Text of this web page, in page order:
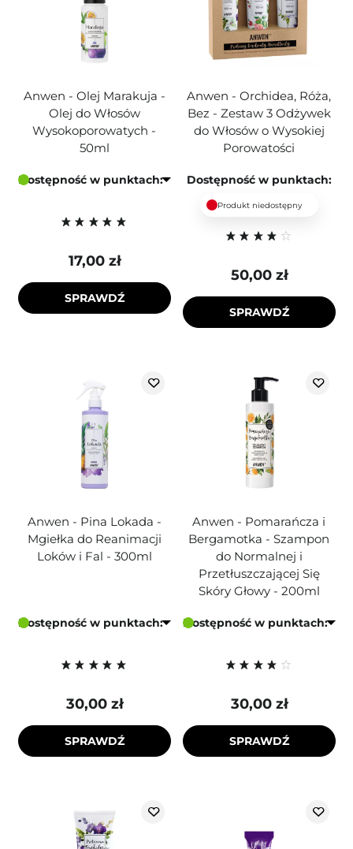
Anwen - Olej Marakuja -
Olej do Włosów
Wysokoporowatych -
50ml
Dostępność w punktach:
17,00 zł
SPRAWDŹ
Anwen - Orchidea, Róża,
Bez - Zestaw 3 Odżywek
do Włosów o Wysokiej
Porowatości
Dostępność w punktach:
Produkt niedostępny
50,00 zł
SPRAWDŹ
Anwen - Pina Lokada -
Mgiełka do Reanimacji
Loków i Fal - 300ml
Dostępność w punktach:
30,00 zł
SPRAWDŹ
Anwen - Pomarańcza i
Bergamotka - Szampon
do Normalnej i
Przetłuszczającej Się
Skóry Głowy - 200ml
Dostępność w punktach:
30,00 zł
SPRAWDŹ